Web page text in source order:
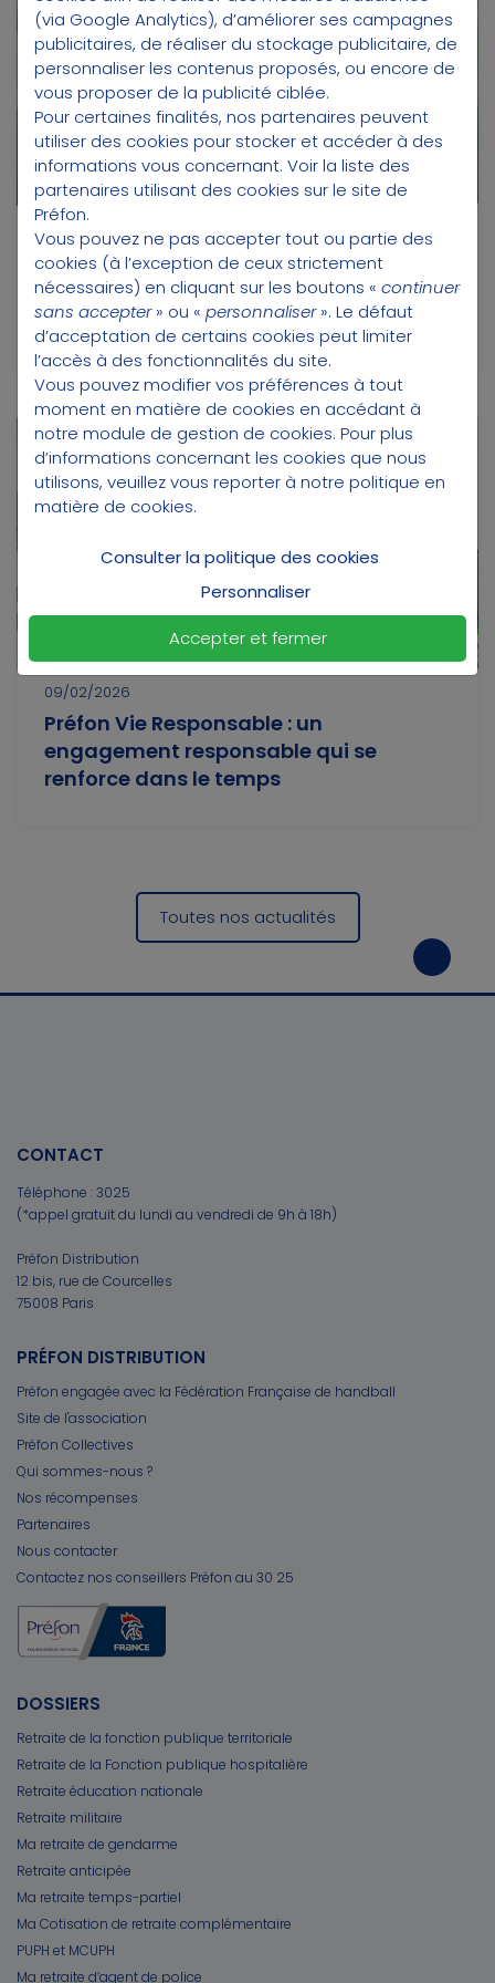
PréfonRetraite
04/03/2026
Les bénéfices du PER et les éléments à
anticiper
Préfon
09/02/2026
Préfon Vie Responsable : un
engagement responsable qui se
renforce dans le temps
Toutes nos actualités
CONTACT
Téléphone :3025
(*appel gratuit du lundi au vendredi de 9h à 18h)
Préfon Distribution
12 bis, rue de Courcelles
75008 Paris
PRÉFON DISTRIBUTION
Préfon engagée avec la Fédération Française de handball
Site de l'association
Préfon Collectives
Qui sommes-nous ?
Nos récompenses
Partenaires
Nous contacter
Contactez nos conseillers Préfon au 30 25
DOSSIERS
Retraite de la fonction publique territoriale
Retraite de la Fonction publique hospitalière
Retraite éducation nationale
Retraite militaire
Ma retraite de gendarme
Retraite anticipée
Ma retraite temps-partiel
Ma Cotisation de retraite complémentaire
PUPH et MCUPH
Ma retraite d’agent de police
(via Google Analytics), d’améliorer ses campagnes
publicitaires, de réaliser du stockage publicitaire, de
personnaliser les contenus proposés, ou encore de
vous proposer de la publicité ciblée.
Pour certaines finalités, nos partenaires peuvent
utiliser des cookies pour stocker et accéder à des
informations vous concernant. Voir la liste des
partenaires utilisant des cookies sur le site de
Préfon.
Vous pouvez ne pas accepter tout ou partie des
cookies (à l’exception de ceux strictement
nécessaires) en cliquant sur les boutons « continuer
sans accepter» ou « personnaliser». Le défaut
d’acceptation de certains cookies peut limiter
l’accès à des fonctionnalités du site.
Vous pouvez modifier vos préférences à tout
moment en matière de cookies en accédant à
notre module de gestion de cookies. Pour plus
d’informations concernant les cookies que nous
utilisons, veuillez vous reporter à notre politique en
matière de cookies.
Consulter la politique des cookies
Personnaliser
Accepter et fermer